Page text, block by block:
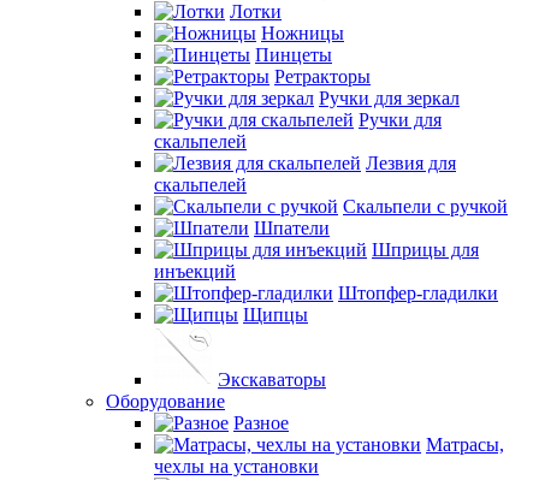
Лотки
Ножницы
Пинцеты
Ретракторы
Ручки для зеркал
Ручки для
скальпелей
Лезвия для
скальпелей
Скальпели с ручкой
Шпатели
Шприцы для
инъекций
Штопфер-гладилки
Щипцы
Экскаваторы
Оборудование
Разное
Матрасы,
чехлы на установки